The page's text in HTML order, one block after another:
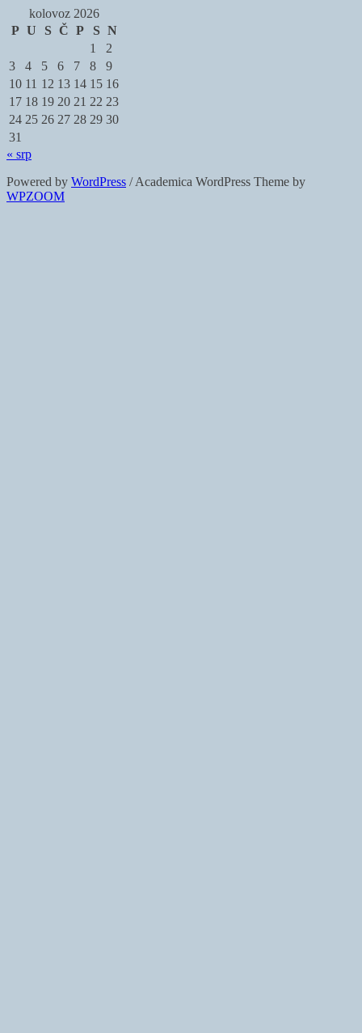
kolovoz 2026
P U S Č P S N
1
2
3
4 5 6 7 8
9
10 11 12 13 14 15 16
17 18 19 20 21 22 23
24 25 26 27 28 29 30
31
« srp
Powered by WordPress / Academica WordPress Theme by
WPZOOM